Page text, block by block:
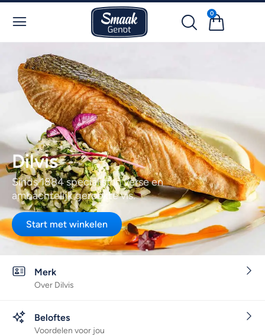
0
Dilvis
Sinds 1884 specialist in verse en
ambachtelijk gerookte vis.
Start met winkelen
Merk
Over Dilvis
Beloftes
Voordelen voor jou